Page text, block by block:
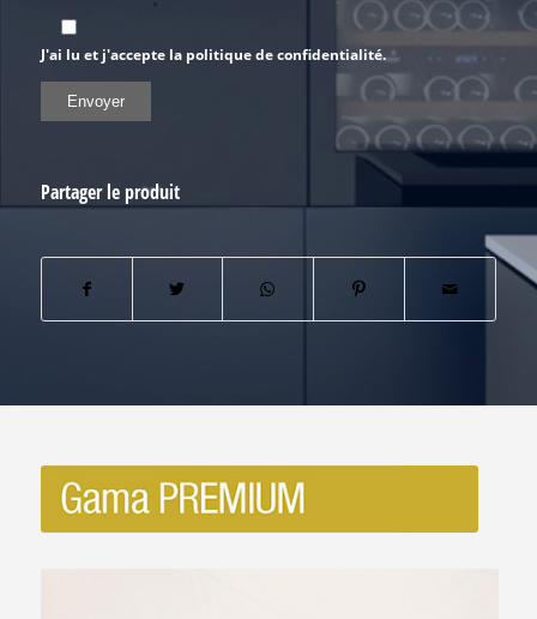
J'ai lu et j'accepte la politique de confidentialité.*
Partager le produit